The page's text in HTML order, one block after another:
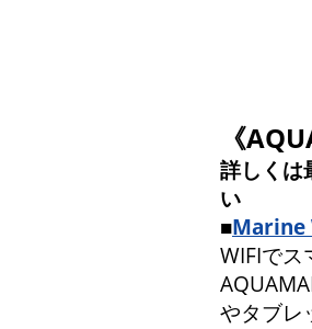
《
詳しくは
い
■Marine
WIFIで
やタブ